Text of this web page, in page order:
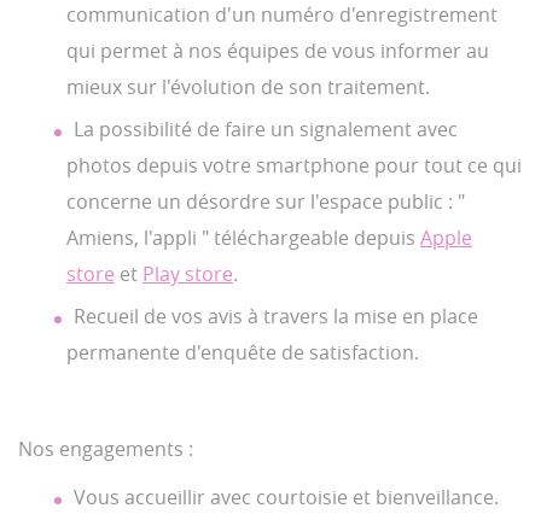
communication d'un numéro d'enregistrement
qui permet à nos équipes de vous informer au
mieux sur l'évolution de son traitement.
La possibilité de faire un signalement avec
photos depuis votre smartphone pour tout ce qui
concerne un désordre sur l'espace public : "
Amiens, l'appli " téléchargeable depuis Apple
store et Play store.
Recueil de vos avis à travers la mise en place
permanente d'enquête de satisfaction.
Nos engagements :
Vous accueillir avec courtoisie et bienveillance.